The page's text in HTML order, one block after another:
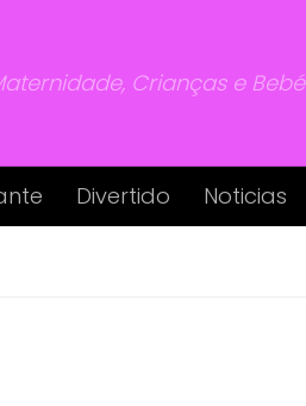
Crianças e
Divertido Noticias